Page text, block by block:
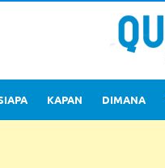
KAPAN DIMANA